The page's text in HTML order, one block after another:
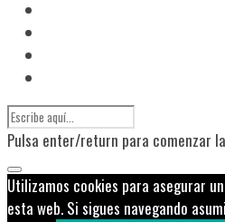
Pulsa enter/return para comenzar
Utilizamos cookies para asegurar
esta web. Si sigues navegando